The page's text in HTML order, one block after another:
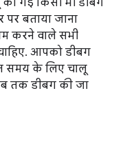
गई किसी भी डीबग
बताया जाना
करने वाले सभी
आपको डीबग
समय के लिए चालू
तक डीबग की जा